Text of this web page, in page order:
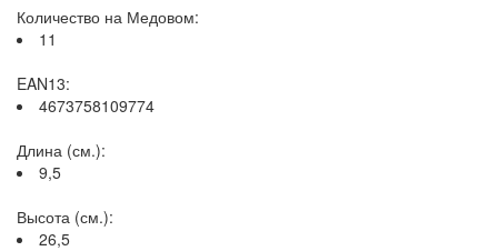
Количество на Медовом:
11
EAN13:
4673758109774
Длина (см.):
9,5
Высота (см.):
26,5